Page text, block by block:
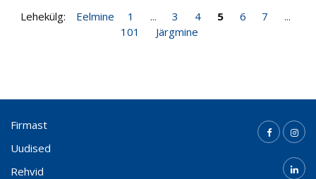
Lehekülg: Eelmine 1 ... 3 4 5 6 7
...
101
Järgmine
Firmast
Uudised
Rehvid